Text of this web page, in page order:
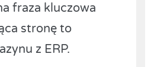
fraza kluczowa
stronę to
z ERP.